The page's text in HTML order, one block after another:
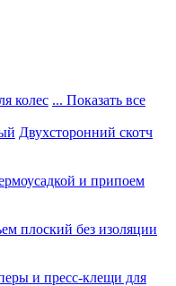
колес ... Показать все
Двухсторонний скотч
и припоем
плоский без изоляции
и пресс-клещи для